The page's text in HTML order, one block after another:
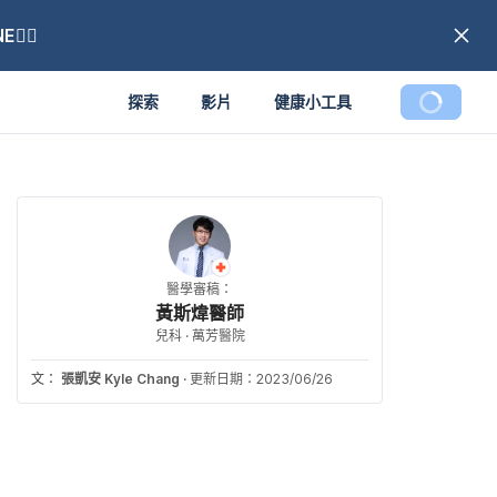
探索 影片 健康小工具
醫學審稿：
黃斯煒醫師
兒科 · 萬芳醫院
文： 張凱安 Kyle Chang · 更新日期：2023/06/26